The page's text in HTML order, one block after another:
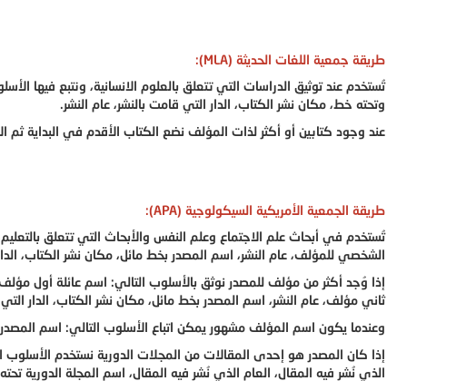
طريقة جمعية اللغات الحديثة (MLA):
تُستخدم عند توثيق الدراسات التي تتعلق بالعلوم الانسانية، ونتبع
وتحته خط، مكان نشر الكتاب، الدار التي قامت بالنشر، عام النشر.
عند وجود كتابين أو أكثر لذات المؤلف نضع الكتاب الأقدم في البداية ثم
طريقة الجمعية الأمريكية السيكولوجية (APA):
تُستخدم في أبحاث علم الاجتماع وعلم النفس والأبحاث التي تتعلق
الشخصي للمؤلف، عام النشر، اسم المصدر بخط مائل، مكان نشر الكتاب،
إذا وُجد أكثر من مؤلف للمصدر نوثق بالأسلوب التالي: اسم عائلة
ثاني مؤلف، عام النشر، اسم المصدر بخط مائل، مكان نشر الكتاب، الدار
وعندما يكون اسم المؤلف مشهور يمكن اتباع الأسلوب التالي: اسم المصدر،
إذا كان المصدر هو إحدى المقالات من المجلات الدورية نستخدم
الذي نُشر فيه المقال، العام الذي نُشر فيه المقال، اسم المجلة الدورية